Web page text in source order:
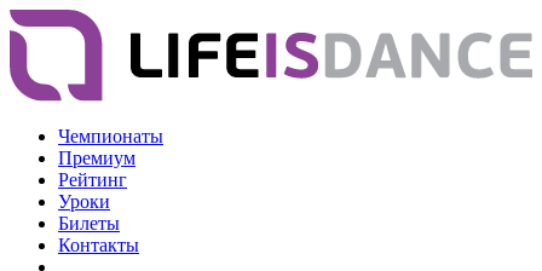
Чемпионаты
Премиум
Рейтинг
Уроки
Билеты
Контакты